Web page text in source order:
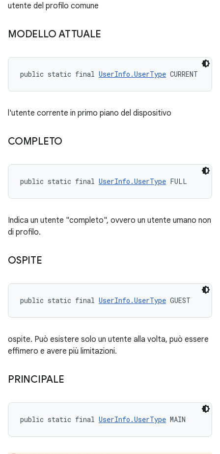
utente del profilo comune
MODELLO ATTUALE
public static final UserInfo.UserType CURRENT
l'utente corrente in primo piano del dispositivo
COMPLETO
public static final UserInfo.UserType FULL
Indica un utente "completo", ovvero un utente umano non
di profilo.
OSPITE
public static final UserInfo.UserType GUEST
ospite. Può esistere solo un utente alla volta, può essere
effimero e avere più limitazioni.
PRINCIPALE
public static final UserInfo.UserType MAIN